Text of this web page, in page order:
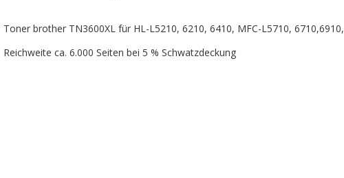
Toner brother TN3600XL für HL-L5210, 6210, 6410, MFC-L5710, 6710,6910,
Reichweite ca. 6.000 Seiten bei 5 % Schwatzdeckung